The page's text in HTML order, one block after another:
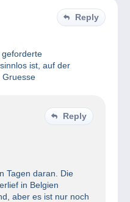
Reply
geforderte
ist, auf der
Gruesse
Reply
Tagen daran. Die
in Belgien
aber es ist nur noch